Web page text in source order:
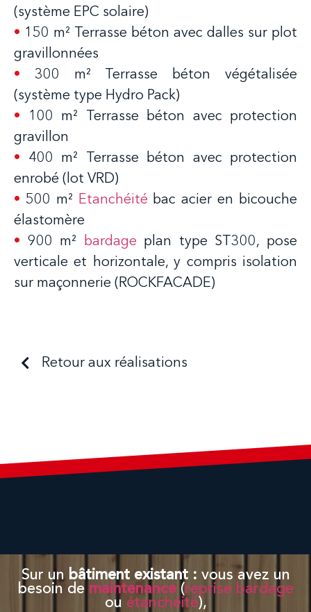
(système EPC solaire)
• 150 m² Terrasse béton avec dalles sur plot
gravillonnées
• 300 m² Terrasse béton végétalisée
(système type Hydro Pack)
• 100 m² Terrasse béton avec protection
gravillon
• 400 m² Terrasse béton avec protection
enrobé (lot VRD)
• 500 m² Etanchéité bac acier en bicouche
élastomère
• 900 m² bardage plan type ST300, pose
verticale et horizontale, y compris isolation
sur maçonnerie (ROCKFACADE)
Retour aux réalisations
Sur un bâtiment existant: vous avez un
besoin de maintenance (reprise bardage
ou étanchéité),